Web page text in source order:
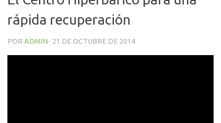
rápida recuperación
POR ADMIN · 21 DE OCTUBRE DE 2014